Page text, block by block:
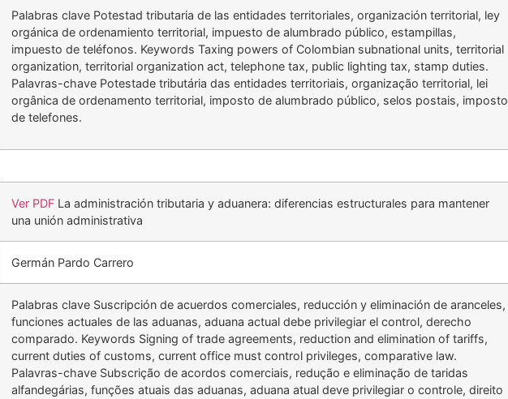
Palabras clave Potestad tributaria de las entidades territoriales, organización territorial, ley
orgánica de ordenamiento territorial, impuesto de alumbrado público, estampillas,
impuesto de teléfonos. Keywords Taxing powers of Colombian subnational units, territorial
organization, territorial organization act, telephone tax, public lighting tax, stamp duties.
Palavras-chave Potestade tributária das entidades territoriais, organização territorial, lei
orgânica de ordenamento territorial, imposto de alumbrado público, selos postais, imposto
de telefones.
Ver PDFLa administración tributaria y aduanera: diferencias estructurales para mantener
una unión administrativa
Germán Pardo Carrero
Palabras clave Suscripción de acuerdos comerciales, reducción y eliminación de aranceles,
funciones actuales de las aduanas, aduana actual debe privilegiar el control, derecho
comparado. Keywords Signing of trade agreements, reduction and elimination of tariffs,
current duties of customs, current office must control privileges, comparative law.
Palavras-chave Subscrição de acordos comerciais, redução e eliminação de taridas
alfandegárias, funções atuais das aduanas, aduana atual deve privilegiar o controle, direito